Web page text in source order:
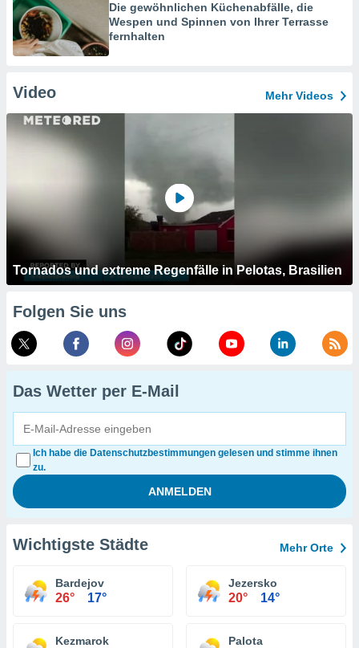
Die gewöhnlichen Küchenabfälle, die
Wespen und Spinnen von Ihrer Terrasse
fernhalten
Video Mehr Videos
Tornados und extreme Regenfälle in Pelotas, Brasilien
Folgen Sie uns
Das Wetter per E-Mail
Ich habe die Datenschutzbestimmungen gelesen und stimme ihnen
zu.
Wichtigste Städte Mehr Orte
Bardejov
26° 17°
Jezersko
20° 14°
Kezmarok Palota